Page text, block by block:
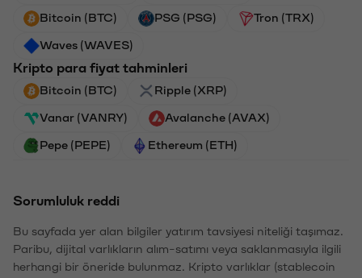
Bitcoin (BTC) PSG (PSG) Tron (TRX)
Waves (WAVES)
Kripto para fiyat tahminleri
Bitcoin (BTC) Ripple (XRP)
Vanar (VANRY) Avalanche (AVAX)
Pepe (PEPE) Ethereum (ETH)
Sorumluluk reddi
Bu sayfada yer alan bilgiler yatırım tavsiyesi niteliği taşımaz.
Paribu, dijital varlıkların alım-satımı veya saklanmasıyla ilgili
herhangi bir öneride bulunmaz. Kripto varlıklar (stablecoin